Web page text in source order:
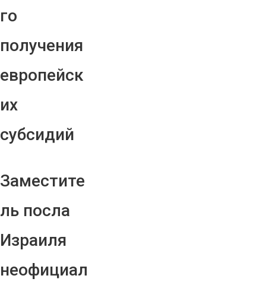
го
получения
европейск
их
субсидий
Заместите
ль посла
Израиля
неофициал